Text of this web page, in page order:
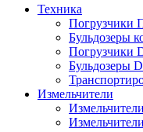
Техника
Бульдозеры
Погрузчики
Бульдозеры
Измельчители